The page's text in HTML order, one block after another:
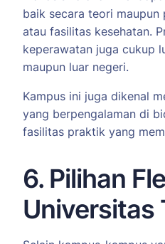
baik secara teori
atau fasilitas kesehatan.
keperawatan juga cukup
maupun luar negeri.
Kampus ini juga dikenal
yang berpengalaman di
fasilitas praktik yang
6. Pilihan
Universitas